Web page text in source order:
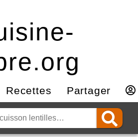
Recettes Partager